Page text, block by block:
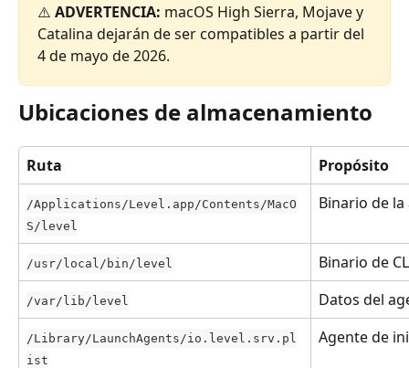
⚠️ ADVERTENCIA: macOS High Sierra, Mojave y
Catalina dejarán de ser compatibles a partir del
4 de mayo de 2026.
Ubicaciones de almacenamiento
Ruta Propósito
/Applications/Level.app/Contents/MacO
S/level
Binario de
/usr/local/bin/level Binario de
/var/lib/level Datos del
/Library/LaunchAgents/io.level.srv.pl
ist
Agente de